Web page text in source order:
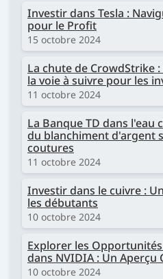
Investir dans Tesla :
pour le Profit
15 octobre 2024
La chute de CrowdStrike
la voie à suivre pour les
11 octobre 2024
La Banque TD dans l'eau
du blanchiment d'argent
coutures
11 octobre 2024
Investir dans le cuivre :
les débutants
10 octobre 2024
Explorer les
dans NVIDIA : Un Aperçu
10 octobre 2024